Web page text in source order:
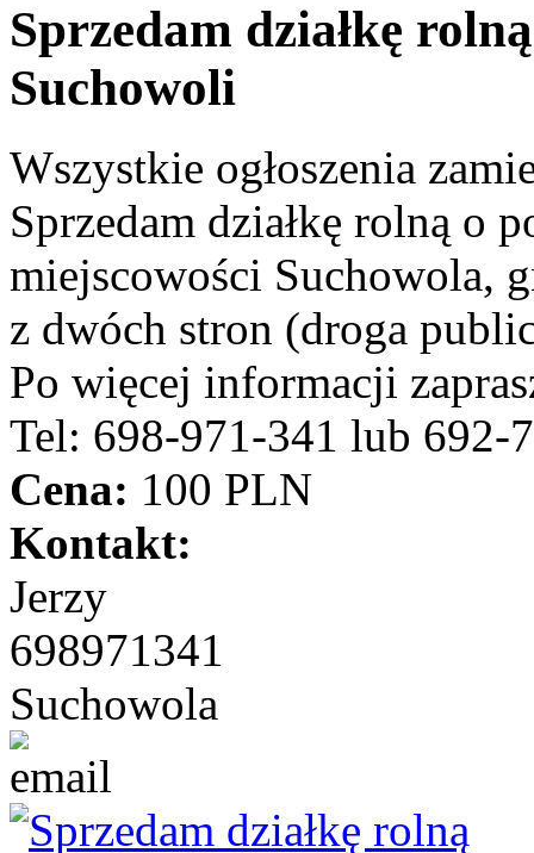
Sprzedam działkę
Suchowoli
Wszystkie ogłoszenia
Sprzedam działkę rolną o
miejscowości Suchowola,
z dwóch stron (droga
Po więcej informacji
Tel: 698-971-341 lub 692-
Cena: 100 PLN
Kontakt:
Jerzy
698971341
Suchowola